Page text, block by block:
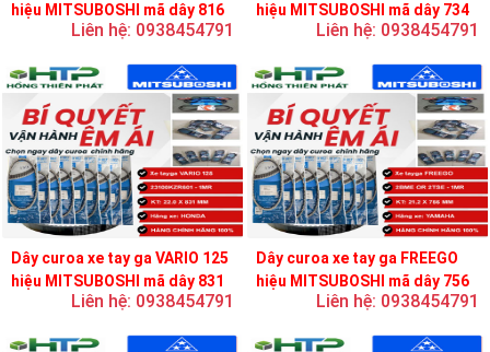
hiệu MITSUBOSHI mã dây 816
Liên hệ: 0938454791
hiệu MITSUBOSHI mã dây 734
Liên hệ: 0938454791
Dây curoa xe tay ga VARIO 125
hiệu MITSUBOSHI mã dây 831
Liên hệ: 0938454791
Dây curoa xe tay ga FREEGO
hiệu MITSUBOSHI mã dây 756
Liên hệ: 0938454791